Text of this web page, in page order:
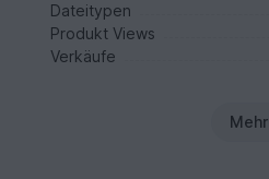
Dateitypen
Produkt Views
Verkäufe
Mehr